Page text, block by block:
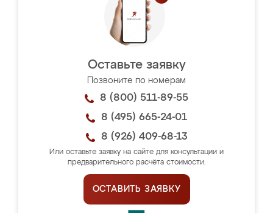
Оставьте заявку
Позвоните по номерам
8 (800) 511-89-55
8 (495) 665-24-01
8 (926) 409-68-13
Или оставьте заявку на сайте для консультации и
предварительного расчёта стоимости.
ОСТАВИТЬ ЗАЯВКУ